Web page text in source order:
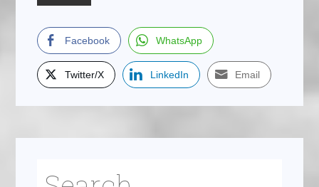
Facebook WhatsApp
Twitter/X LinkedIn Email